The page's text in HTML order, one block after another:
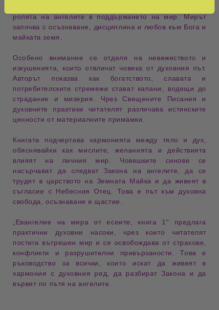
ролята на ангелите в поддържането на мир. Мирът
започва с осъзнаване, дисциплина и любов към Бога и
майката земя
Особено внимание се отделя на невежеството и
изкушенията, които отвличат човека от духовния път.
Авторът показва как богатството, славата и
потребителските стремежи стават капани, водещи до
страдание и мизерия . ЧрезСвещените Писания и
духовните практики читателят различава истинските
ценности от материалните примамки.
Книгата подчертава хармонията между тяло и дух
обяснявайки как мислите, желанията и действията
влияят на личния мир. Човешките синове се
насърчават да следват Закона на ангелите, да се
трудят в царството на Земната Майка
и да живеят в
съгласие с Небесния Отец . Това е път към духовна
свобода, осъзнаване и щастие
Евангелие на мира от есеите, книга 1 “ предлага
практични духовни насоки, чрез които читателят
постига вътрешен мир и се освобождава от страхове,
конфликти и разрушителни привързаности. Това е
ръководство за всички, които искат да живеят в
хармония с духовния ред , да разбират Закона
и да
вървят по пътя на ангелите.